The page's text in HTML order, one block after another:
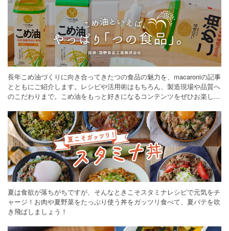
長年こめ油づくりに向き合ってきたつの食品の魅力を、macaroniの記事
とともにご紹介します。レシピや活用術はもちろん、製造現場や品質へ
のこだわりまで。こめ油をもっと好きになるコンテンツをぜひお楽しみ
夏は食欲が落ちがちですが、そんなときこそスタミナレシピで元気をチ
ャージ！お肉や夏野菜をたっぷり使う丼をガッツリ食べて、夏バテを吹
き飛ばしましょう！